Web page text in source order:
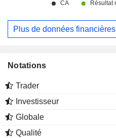
Plus de données financières
Notations
Trader
Investisseur
Globale
Qualité